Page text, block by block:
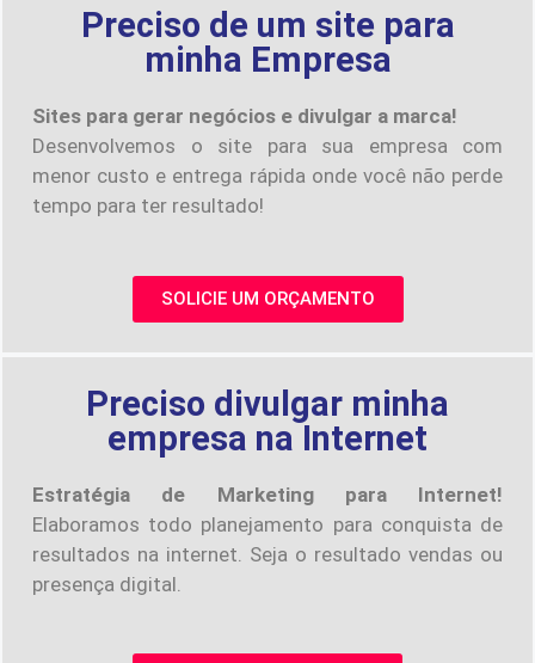
Preciso de um site para
minha Empresa
Sites para gerar negócios e divulgar a marca!
Desenvolvemos o site para sua empresa com
menor custo e entrega rápida onde você não perde
tempo para ter resultado!
SOLICIE UM ORÇAMENTO
Preciso divulgar minha
empresa na Internet
Estratégia de Marketing para Internet!
Elaboramos todo planejamento para conquista de
resultados na internet. Seja o resultado vendas ou
presença digital.